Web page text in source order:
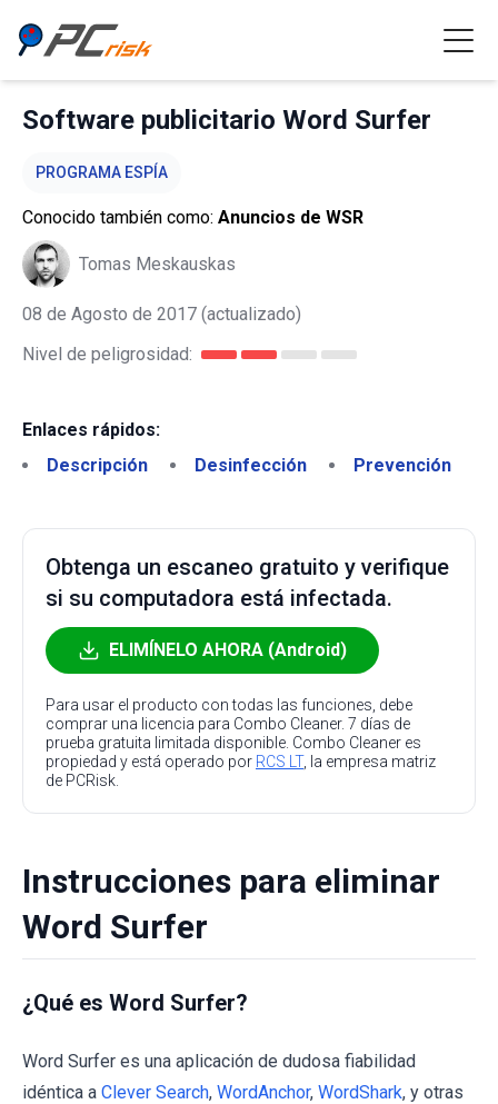
Software publicitario Word Surfer
PROGRAMA ESPÍA
Conocido también como: Anuncios de WSR
Tomas Meskauskas
08 de Agosto de 2017 (actualizado)
Nivel de peligrosidad:
Enlaces rápidos:
Descripción
Desinfección Prevención
Obtenga un escaneo gratuito y verifique
si su computadora está infectada.
ELIMÍNELO AHORA (Android)
Para usar el producto con todas las funciones, debe
comprar una licencia para Combo Cleaner. 7 días de
prueba gratuita limitada disponible. Combo Cleaner es
propiedad y está operado por RCS LT, la empresa matriz
de PCRisk.
Instrucciones para eliminar
Word Surfer
¿Qué es Word Surfer?
Word Surfer es una aplicación de dudosa fiabilidad
idéntica a Clever Search, WordAnchor, WordShark, y otras